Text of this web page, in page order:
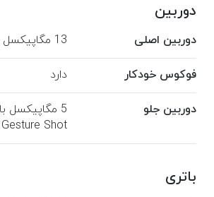
دوربین
دوربین اصلی 13 مگا‌پیکسل
فوکوس خودکار دارد
دوربین جلو
Gesture Shot
باتری